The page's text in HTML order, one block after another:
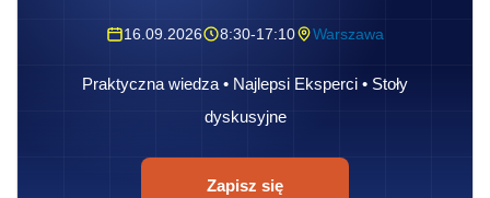
16.09.2026 8:30-17:10 Warszawa
Praktyczna wiedza • Najlepsi Eksperci • Stoły
dyskusyjne
Zapisz się